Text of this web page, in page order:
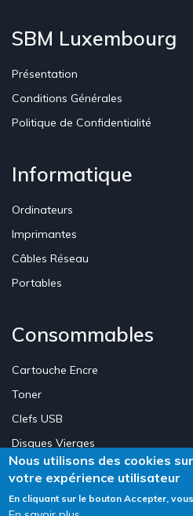
SBM Luxembourg
Présentation
Conditions Générales
Politique de Confidentialité
Informatique
Ordinateurs
Imprimantes
Câbles Réseau
Portables
Consommables
Cartouche Encre
Toner
Clefs USB
Disques Vierges
Création Site E-commerce
Nous utilisons des cookies
votre expérience utilisateur
En cliquant sur le bouton Accepter,